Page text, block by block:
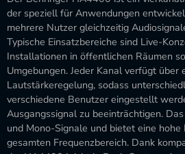
der speziell für Anwendungen
mehrere Nutzer gleichzeitig
Typische Einsatzbereiche sind Live-
Installationen in öffentlichen Räumen
Umgebungen. Jeder Kanal verfügt über
Lautstärkeregelung, sodass
verschiedene Benutzer eingestellt
Ausgangssignal zu beeinträchtigen.
und Mono-Signale und bietet eine
gesamten Frequenzbereich. Dank